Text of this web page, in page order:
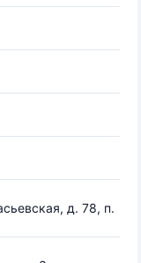
д. 78, п.